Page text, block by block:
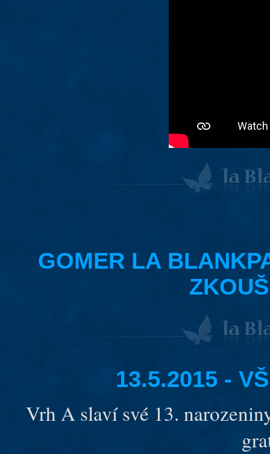
GOMER LA
13.5.2015 -
Vrh A slaví své 13.